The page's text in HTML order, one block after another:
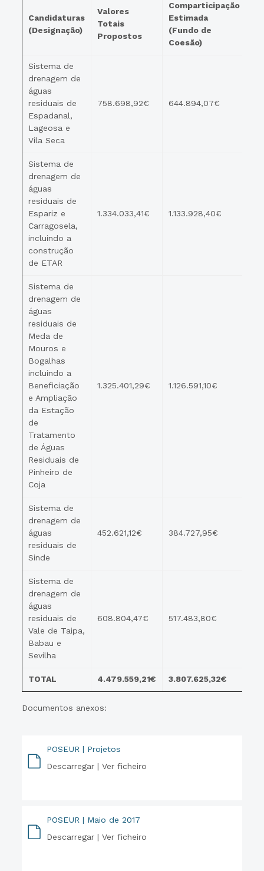
Candidaturas
(Designação)
Valores
Totais
Propostos
Comparticipação
Estimada
(Fundo de
Coesão)
Sistema de
drenagem de
águas
residuais de
Espadanal,
Lageosa e
Vila Seca
758.698,92€ 644.894,07€
Sistema de
drenagem de
águas
residuais de
Espariz e
Carragosela,
incluindo a
construção
de ETAR
1.334.033,41€ 1.133.928,40€
Sistema de
drenagem de
águas
residuais de
Meda de
Mouros e
Bogalhas
incluindo a
Beneficiação
e Ampliação
da Estação
de
Tratamento
de Águas
Residuais de
Pinheiro de
Coja
1.325.401,29€ 1.126.591,10€
Sistema de
drenagem de
águas
residuais de
Sinde
452.621,12€ 384.727,95€
Sistema de
drenagem de
águas
residuais de
Vale de Taipa,
Babau e
Sevilha
608.804,47€ 517.483,80€
TOTAL 4.479.559,21€ 3.807.625,32€
Documentos anexos:
POSEUR | Projetos
Descarregar |Ver ficheiro
POSEUR | Maio de 2017
Descarregar |Ver ficheiro